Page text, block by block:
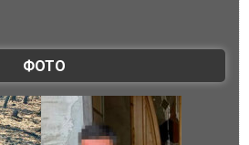
ФОТО